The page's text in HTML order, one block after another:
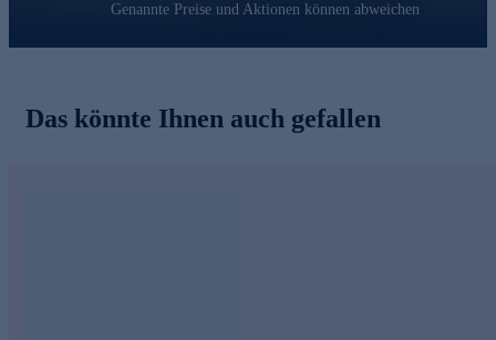
Genannte Preise und Aktionen können abweichen
Das könnte Ihnen auch gefallen